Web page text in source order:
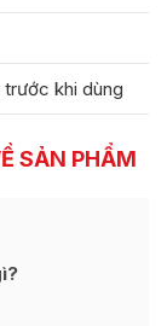
khi dùng
SẢN PHẨM